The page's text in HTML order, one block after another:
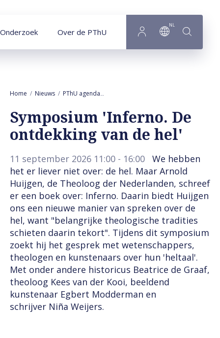
Onderzoek Over de PThU
NL
Home Nieuws PThU agenda
Symposium 'Inferno. De
ontdekking van de hel'
11 september 2026 11:00 - 16:00
We hebben
het er liever niet over: de hel. Maar Arnold
Huijgen, de Theoloog der Nederlanden, schreef
er een boek over: Inferno. Daarin biedt Huijgen
ons een nieuwe manier van spreken over de
hel, want "belangrijke theologische tradities
schieten daarin tekort". Tijdens dit symposium
zoekt hij het gesprek met wetenschappers,
theologen en kunstenaars over hun 'heltaal'.
Met onder andere historicus Beatrice de Graaf,
theoloog Kees van der Kooi, beeldend
kunstenaar Egbert Modderman en
schrijver Niña Weijers.